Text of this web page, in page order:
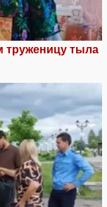
труженицу тыла